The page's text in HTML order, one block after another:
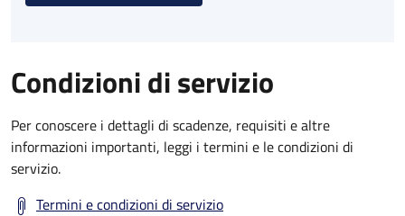
Condizioni di servizio
Per conoscere i dettagli di scadenze, requisiti e altre
informazioni importanti, leggi i termini e le condizioni di
servizio.
Termini e condizioni di servizio